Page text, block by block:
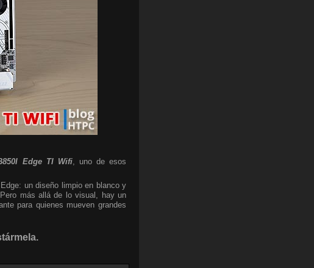
Edge TI Wifi, uno de esos
un diseño limpio en blanco y
más allá de lo visual, hay un
para quienes mueven grandes